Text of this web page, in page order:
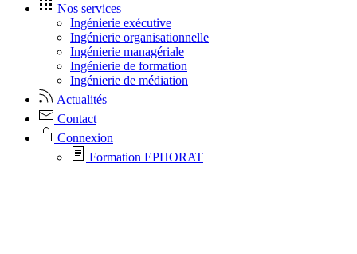
Nos services
Ingénierie exécutive
Ingénierie organisationnelle
Ingénierie managériale
Ingénierie de formation
Ingénierie de médiation
Actualités
Contact
Connexion
Formation EPHORAT